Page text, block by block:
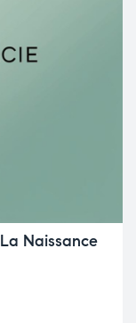
Naissance